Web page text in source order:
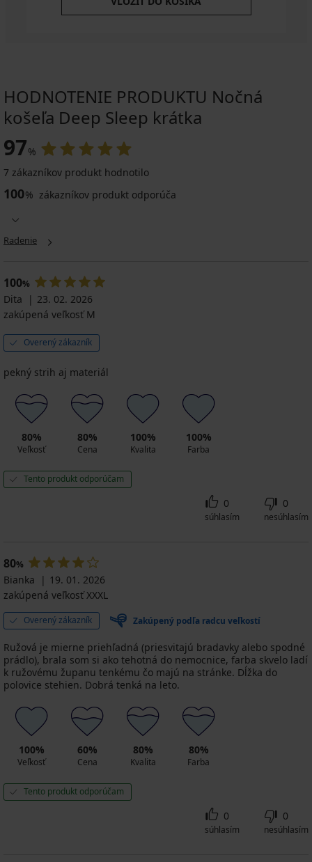
HODNOTENIE PRODUKTU Nočná
košeľa Deep Sleep krátka
97%
7 zákazníkov produkt hodnotilo
100% zákazníkov produkt odporúča
Radenie
100%
Dita
23. 02. 2026
zakúpená veľkosť M
Overený zákazník
pekný strih aj materiál
80%
Veľkosť
80%
Cena
100%
Kvalita
100%
Farba
Tento produkt odporúčam
0
súhlasím
0
nesúhlasím
80%
Bianka
19. 01. 2026
zakúpená veľkosť XXXL
Overený zákazník Zakúpený podľa radcu veľkostí
Ružová je mierne priehľadná (priesvitajú bradavky alebo spodné
prádlo), brala som si ako tehotná do nemocnice, farba skvelo ladí
k ružovému županu tenkému čo majú na stránke. Dĺžka do
polovice stehien. Dobrá tenká na leto.
100%
Veľkosť
60%
Cena
80%
Kvalita
80%
Farba
Tento produkt odporúčam
0
súhlasím
0
nesúhlasím